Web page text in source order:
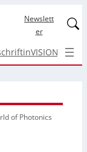
Newslett
er
inVISION Top
of Photonics